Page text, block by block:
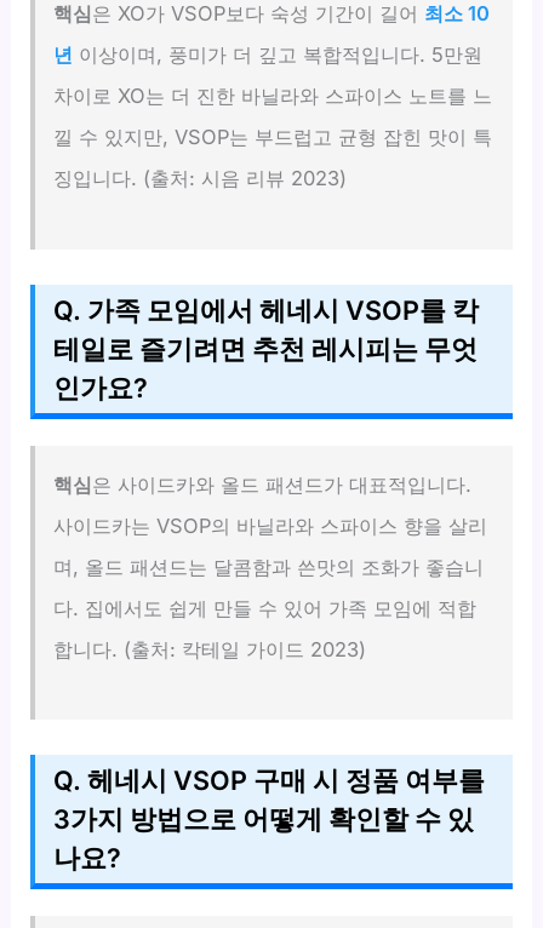
핵심은 XO가 VSOP보다 숙성 기간이 길어 최소 10
년 이상이며, 풍미가 더 깊고 복합적입니다. 5만원
차이로 XO는 더 진한 바닐라와 스파이스 노트를 느
낄 수 있지만, VSOP는 부드럽고 균형 잡힌 맛이 특
징입니다. (출처: 시음 리뷰 2023)
Q. 가족 모임에서 헤네시 VSOP를 칵
테일로 즐기려면 추천 레시피는 무엇
인가요?
핵심은 사이드카와 올드 패션드가 대표적입니다.
사이드카는 VSOP의 바닐라와 스파이스 향을 살리
며, 올드 패션드는 달콤함과 쓴맛의 조화가 좋습니
다. 집에서도 쉽게 만들 수 있어 가족 모임에 적합
합니다. (출처: 칵테일 가이드 2023)
Q. 헤네시 VSOP 구매 시 정품 여부를
3가지 방법으로 어떻게 확인할 수 있
나요?